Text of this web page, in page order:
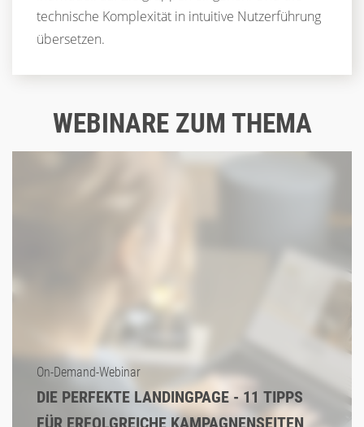
technische Komplexität in intuitive Nutzerführung
übersetzen.
WEBINARE ZUM THEMA
On-Demand-Webinar
DIE PERFEKTE LANDINGPAGE - 11 TIPPS
FÜR ERFOLGREICHE KAMPAGNENSEITEN